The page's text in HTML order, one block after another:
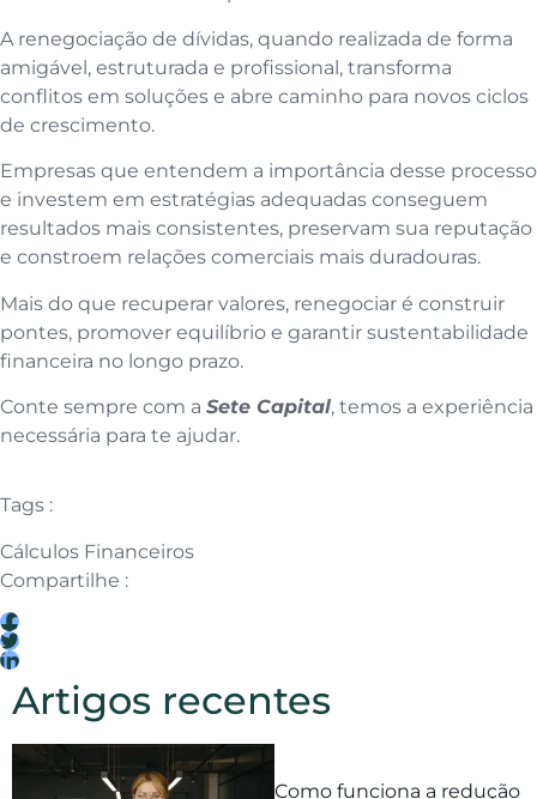
A renegociação de dívidas, quando realizada de forma
amigável, estruturada e profissional, transforma
conflitos em soluções e abre caminho para novos ciclos
de crescimento.
Empresas que entendem a importância desse processo
e investem em estratégias adequadas conseguem
resultados mais consistentes, preservam sua reputação
e constroem relações comerciais mais duradouras.
Mais do que recuperar valores, renegociar é construir
pontes, promover equilíbrio e garantir sustentabilidade
financeira no longo prazo.
Conte sempre com a Sete Capital, temos a experiência
necessária para te ajudar.
Tags :
Cálculos Financeiros
Compartilhe :
Artigos recentes
Como funciona a redução